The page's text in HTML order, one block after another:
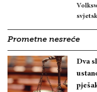
Prometne nesreće
Dva